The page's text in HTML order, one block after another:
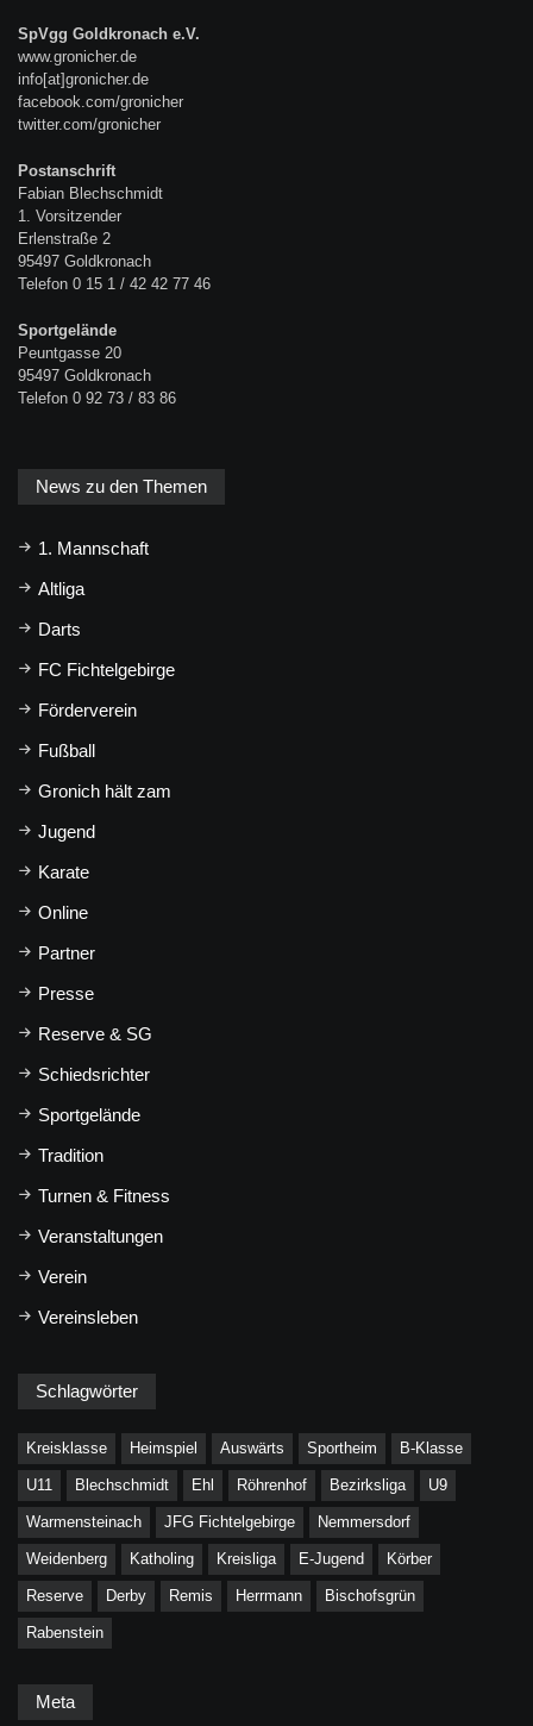
SpVgg Goldkronach e.V.
www.gronicher.de
info[at]gronicher.de
facebook.com/gronicher
twitter.com/gronicher
Postanschrift
Fabian Blechschmidt
1. Vorsitzender
Erlenstraße 2
95497 Goldkronach
Telefon 0 15 1 / 42 42 77 46
Sportgelände
Peuntgasse 20
95497 Goldkronach
Telefon 0 92 73 / 83 86
News zu den Themen
1. Mannschaft
Altliga
Darts
FC Fichtelgebirge
Förderverein
Fußball
Gronich hält zam
Jugend
Karate
Online
Partner
Presse
Reserve & SG
Schiedsrichter
Sportgelände
Tradition
Turnen & Fitness
Veranstaltungen
Verein
Vereinsleben
Schlagwörter
Kreisklasse Heimspiel Auswärts Sportheim B-Klasse
U11 Blechschmidt Ehl Röhrenhof Bezirksliga U9
Warmensteinach JFG Fichtelgebirge Nemmersdorf
Weidenberg Katholing Kreisliga E-Jugend Körber
Reserve Derby Remis Herrmann Bischofsgrün
Rabenstein
Meta